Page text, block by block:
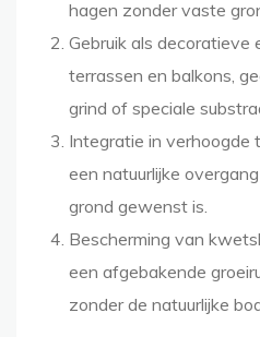
hagen zonder vaste
Gebruik als decoratieve
terrassen en balkons,
grind of speciale
Integratie in verhoogde
een natuurlijke
grond gewenst is.
Bescherming van
een afgebakende
zonder de natuurlijke